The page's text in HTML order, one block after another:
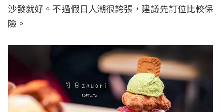
沙發就好。不過假日人潮很誇張，建議先訂位比較保
險。